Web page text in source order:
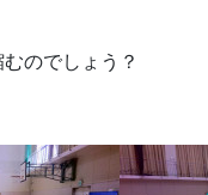
のでしょう？